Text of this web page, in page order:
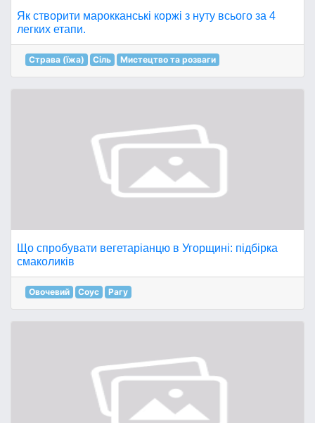
Як створити марокканські коржі з нуту всього за 4
легких етапи.
Страва (їжа) Сіль Мистецтво та розваги
Що спробувати вегетаріанцю в Угорщині: підбірка
смаколиків
Овочевий Соус Рагу